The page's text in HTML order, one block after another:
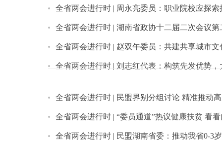
全省两会进行时 | 周永亮委员：职业院校应探
全省两会进行时 | 湖南省政协十二届二次会议
全省两会进行时 | 赵双午委员：共建共享城市文
全省两会进行时 | 刘志红代表：构筑先发优势
全省两会进行时 | 民盟界别分组讨论 精准推动
全省两会进行时 | “委员通道”热议健康扶贫 看
全省两会进行时 | 民盟湖南省委：推动我省0-3